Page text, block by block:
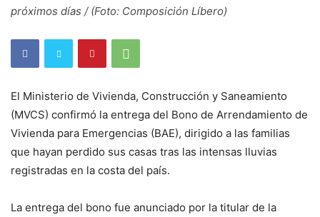
próximos días / (Foto: Composición Líbero)
El Ministerio de Vivienda, Construcción y Saneamiento
(MVCS) confirmó la entrega del Bono de Arrendamiento de
Vivienda para Emergencias (BAE), dirigido a las familias
que hayan perdido sus casas tras las intensas lluvias
registradas en la costa del país.
La entrega del bono fue anunciado por la titular de la